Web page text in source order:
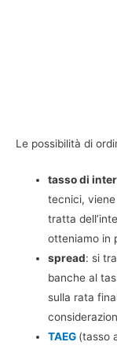
Le possibilità di
tasso di
tecnici,
tratta
otteniamo in
spread: si
banche al
sulla rata
TAEG (tasso